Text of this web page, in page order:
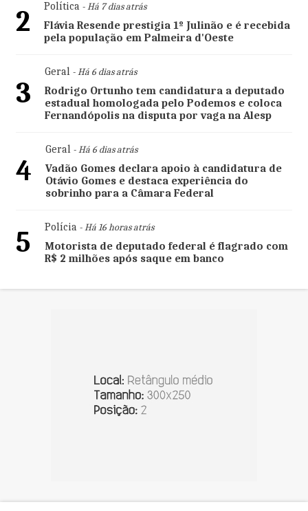
2 Política- Há 7 dias atrás
Flávia Resende prestigia 1º Julinão e é recebida
pela população em Palmeira d'Oeste
3
Geral- Há 6 dias atrás
Rodrigo Ortunho tem candidatura a deputado
estadual homologada pelo Podemos e coloca
Fernandópolis na disputa por vaga na Alesp
4
Geral- Há 6 dias atrás
Vadão Gomes declara apoio à candidatura de
Otávio Gomes e destaca experiência do
sobrinho para a Câmara Federal
5 Polícia- Há 16 horas atrás
Motorista de deputado federal é flagrado com
R$ 2 milhões após saque em banco